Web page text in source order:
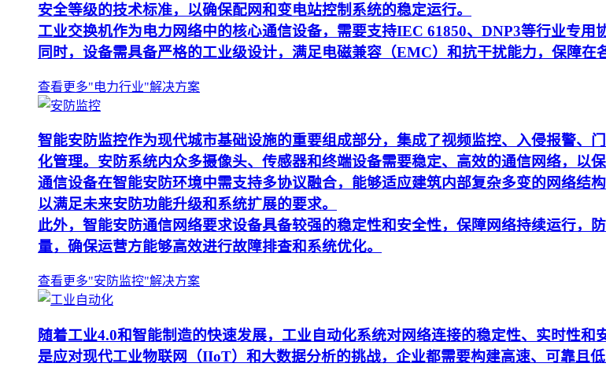
安全等级的技术标准，以确保配网和变电站控制系统的稳定运行。
工业交换机作为电力网络中的核心通信设备，需要支持IEC 61850、DNP3等行业专用
同时，设备需具备严格的工业级设计，满足电磁兼容（EMC）和抗干扰能力，保障在
查看更多"电力行业"解决方案
智能安防监控作为现代城市基础设施的重要组成部分，集成了视频监控、入侵报警、
化管理。安防系统内众多摄像头、传感器和终端设备需要稳定、高效的通信网络，以
通信设备在智能安防环境中需支持多协议融合，能够适应建筑内部复杂多变的网络结
以满足未来安防功能升级和系统扩展的要求。
此外，智能安防通信网络要求设备具备较强的稳定性和安全性，保障网络持续运行，
量，确保运营方能够高效进行故障排查和系统优化。
查看更多"安防监控"解决方案
随着工业4.0和智能制造的快速发展，工业自动化系统对网络连接的稳定性、实时性
是应对现代工业物联网（IIoT）和大数据分析的挑战，企业都需要构建高速、可靠且